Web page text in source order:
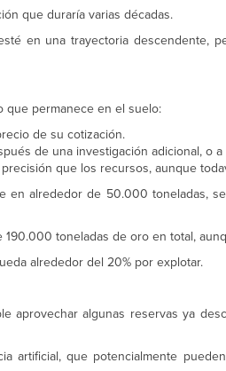
que duraría varias décadas.
en una trayectoria descendente,
que permanece en el suelo:
de su cotización.
de una investigación adicional, o
que los recursos, aunque
alrededor de 50.000 toneladas,
toneladas de oro en total,
alrededor del 20% por explotar.
aprovechar algunas reservas ya
artificial, que potencialmente